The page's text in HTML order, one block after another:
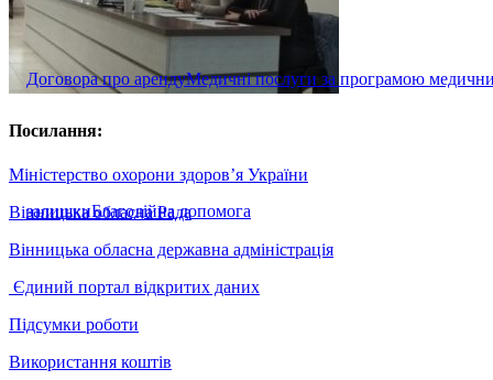
Договора про арендуМедичні послуги за програмою
залишкиБлагодійна допомога
Посилання:
Міністерство охорони здоров’я України
Вінницька обласна Рада
Вінницька обласна державна адміністрація
Єдиний портал відкритих даних
Підсумки роботи
Використання коштів